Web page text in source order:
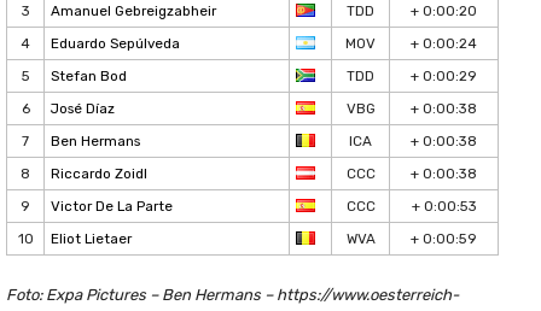
3
Amanuel Gebreigzabheir TDD
+ 0:00:20
4
Eduardo Sepúlveda MOV
+ 0:00:24
5
Stefan Bod TDD
+ 0:00:29
6
José Díaz VBG
+ 0:00:38
7
Ben Hermans ICA
+ 0:00:38
8
Riccardo Zoidl CCC
+ 0:00:38
9
Victor De La Parte CCC
+ 0:00:53
10
Eliot Lietaer WVA + 0:00:59
Foto: Expa Pictures – Ben Hermans – https://www.oesterreich-